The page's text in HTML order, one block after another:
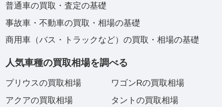
普通車の買取・査定の基礎
事故車・不動車の買取・相場の基礎
商用車（バス・トラックなど）の買取・相場の基礎
人気車種の買取相場を調べる
プリウスの買取相場
アクアの買取相場
ワゴンRの買取相場
タントの買取相場